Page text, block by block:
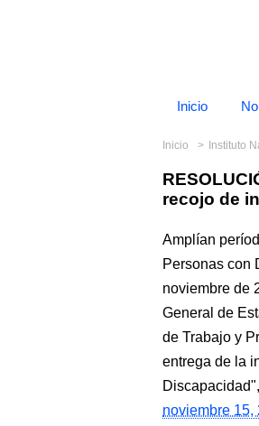
Inicio
Inicio Instituto
recojo de
Amplían
Personas con
noviembre de
General de
de Trabajo y
entrega de la
noviembre 15,